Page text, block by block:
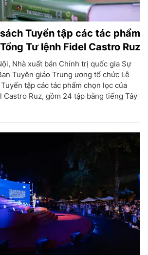
Tuyển tập các tác phẩm
Tư lệnh Fidel Castro Ruz
Nhà xuất bản Chính trị quốc gia Sự
Tuyên giáo Trung ương tổ chức Lễ
tập các tác phẩm chọn lọc của
Castro Ruz, gồm 24 tập bằng tiếng Tây